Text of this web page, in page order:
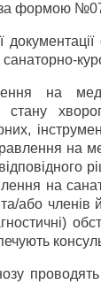
за формою
на
стану
на
на
або членів